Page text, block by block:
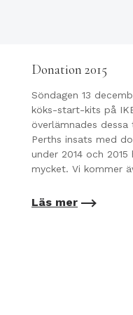
Donation 2015
Söndagen 13
köks-start-kits på
överlämnades dessa
Perths insats med
under 2014 och
mycket. Vi kommer
Läs mer